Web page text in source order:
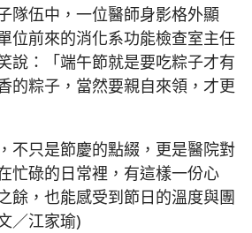
伍中，一位醫師身影格外顯
位前來的消化系功能檢查室主任
說：「端午節就是要吃粽子才有
的粽子，當然要親自來領，才更
只是節慶的點綴，更是醫院對
忙碌的日常裡，有這樣一份心
餘，也能感受到節日的溫度與團
／江家瑜)